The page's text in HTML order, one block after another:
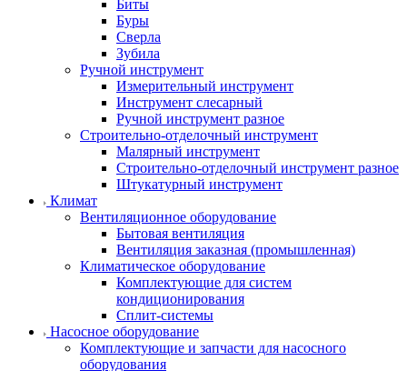
Биты
Буры
Сверла
Зубила
Ручной инструмент
Измерительный инструмент
Инструмент слесарный
Ручной инструмент разное
Строительно-отделочный инструмент
Малярный инструмент
Строительно-отделочный инструмент разное
Штукатурный инструмент
Климат
Вентиляционное оборудование
Бытовая вентиляция
Вентиляция заказная (промышленная)
Климатическое оборудование
Комплектующие для систем
кондиционирования
Сплит-системы
Насосное оборудование
Комплектующие и запчасти для насосного
оборудования